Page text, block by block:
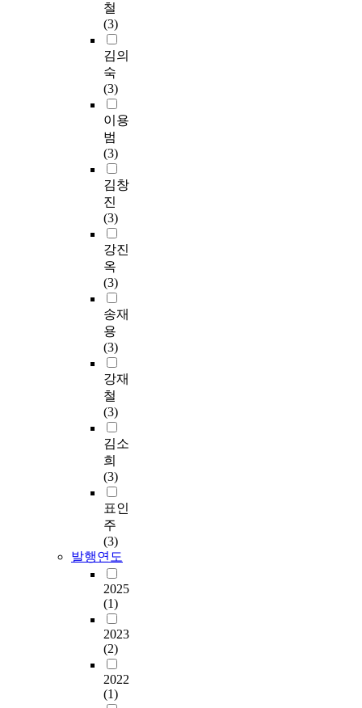
철
(3)
김의
숙
(3)
이용
범
(3)
김창
진
(3)
강진
옥
(3)
송재
용
(3)
강재
철
(3)
김소
희
(3)
표인
주
(3)
발행연도
2025
(1)
2023
(2)
2022
(1)